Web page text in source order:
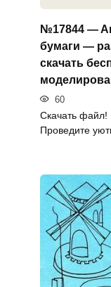
№17844 —
бумаги —
скачать
60
Скачать файл!
Проведите